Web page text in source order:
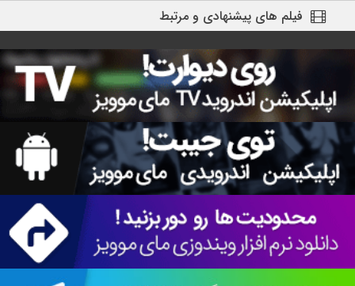
فیلم های پیشنهادی و مرتبط